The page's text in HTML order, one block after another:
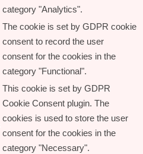
category "Analytics".
The cookie is set by GDPR cookie
consent to record the user
consent for the cookies in the
category "Functional".
This cookie is set by GDPR
Cookie Consent plugin. The
cookies is used to store the user
consent for the cookies in the
category "Necessary".